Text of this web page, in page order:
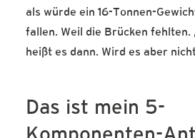
als würde ein 16-Tonnen-
fallen. Weil die Brücken fehlten.
heißt es dann. Wird es aber
Das ist mein 5-